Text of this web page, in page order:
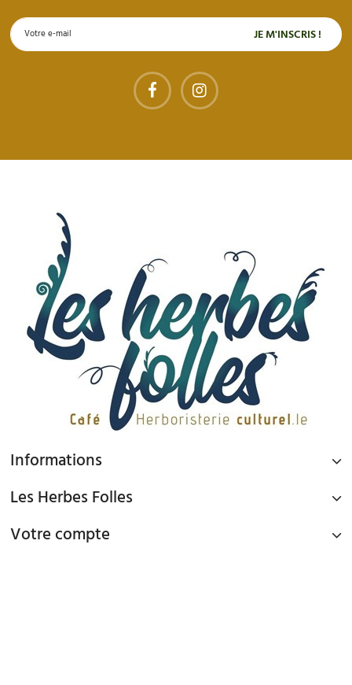
Informations
Les Herbes Folles
Votre compte